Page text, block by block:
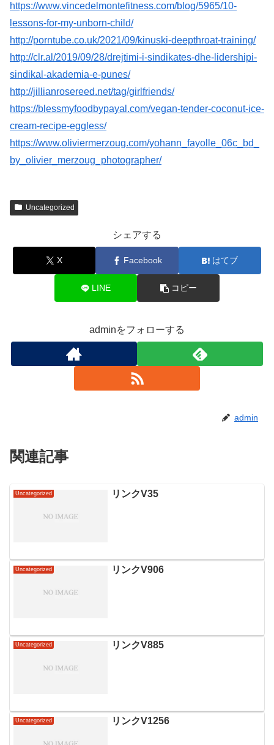
https://www.vincedelmontefitness.com/blog/5965/10-
lessons-for-my-unborn-child/
http://porntube.co.uk/2021/09/kinuski-deepthroat-training/
http://clr.al/2019/09/28/drejtimi-i-sindikates-dhe-lidershipi-
sindikal-akademia-e-punes/
http://jillianrosereed.net/tag/girlfriends/
https://blessmyfoodbypayal.com/vegan-tender-coconut-ice-
cream-recipe-eggless/
https://www.oliviermerzoug.com/yohann_fayolle_06c_bd_
by_olivier_merzoug_photographer/
Uncategorized
シェアする
X Facebook はてブ
LINE コピー
adminをフォローする
admin
関連記事
Uncategorized リンクV35
Uncategorized リンクV906
Uncategorized リンクV885
Uncategorized リンクV1256